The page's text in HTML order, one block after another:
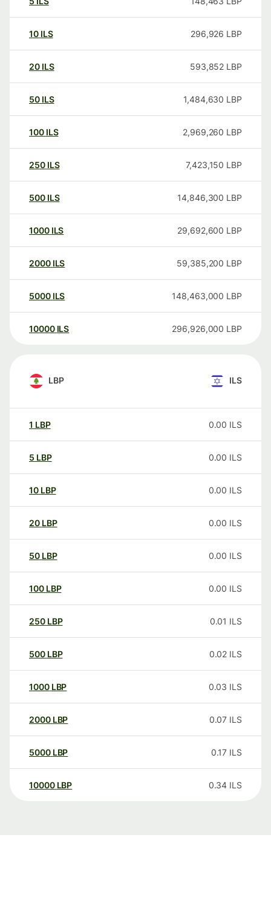
10 ILS 296,926 LBP
20 ILS 593,852 LBP
50 ILS 1,484,630 LBP
100 ILS 2,969,260 LBP
250 ILS 7,423,150 LBP
500 ILS 14,846,300 LBP
1000 ILS 29,692,600 LBP
2000 ILS 59,385,200 LBP
5000 ILS 148,463,000 LBP
10000 ILS 296,926,000 LBP
LBP ILS
1 LBP 0.00 ILS
5 LBP 0.00 ILS
10 LBP 0.00 ILS
20 LBP 0.00 ILS
50 LBP 0.00 ILS
100 LBP 0.00 ILS
250 LBP 0.01 ILS
500 LBP 0.02 ILS
1000 LBP 0.03 ILS
2000 LBP 0.07 ILS
5000 LBP 0.17 ILS
10000 LBP 0.34 ILS